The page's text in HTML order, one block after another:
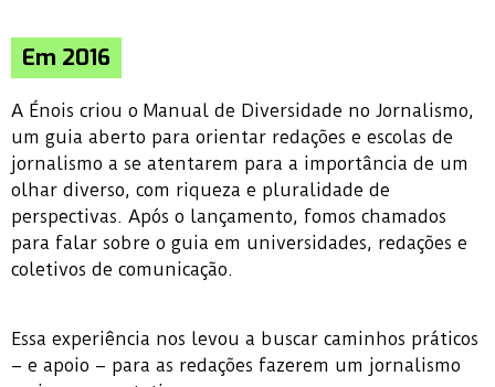
Em 2016
A Énois criou o Manual de Diversidade no Jornalismo,
um guia aberto para orientar redações e escolas de
jornalismo a se atentarem para a importância de um
olhar diverso, com riqueza e pluralidade de
perspectivas. Após o lançamento, fomos chamados
para falar sobre o guia em universidades, redações e
coletivos de comunicação.
Essa experiência nos levou a buscar caminhos práticos
– e apoio – para as redações fazerem um jornalismo